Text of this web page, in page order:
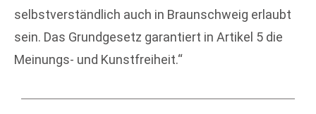
selbstverständlich auch in Braunschweig erlaubt
sein. Das Grundgesetz garantiert in Artikel 5 die
Meinungs- und Kunstfreiheit.“